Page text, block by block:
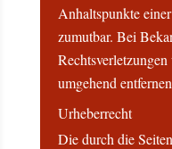
Anhaltspunkte
zumutbar. Bei
umgehend
Urheberrecht
Die durch die